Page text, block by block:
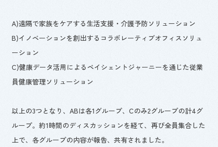
A)遠隔で家族をケアする生活支援・介護予防ソリューション
B)イノベーションを創出するコラボレーティブオフィスソリュ
ーション
C)健康データ活用によるペイシェントジャーニーを通じた従業
員健康管理ソリューション
以上の3つとなり、ABは各1グループ、Cのみ2グループの計4グ
ループ。約1時間のディスカッションを経て、再び全員集合した
上で、各グループの内容が報告、共有されました。